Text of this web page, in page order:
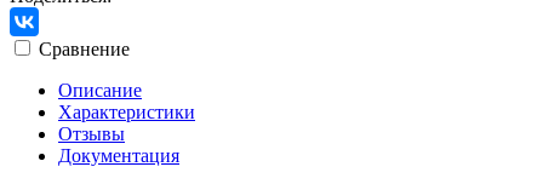
Сравнение
Описание
Характеристики
Отзывы
Документация